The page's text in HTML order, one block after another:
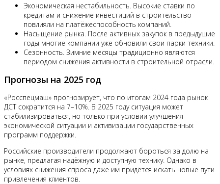
Экономическая нестабильность. Высокие ставки по
кредитам и снижение инвестиций в строительство
повлияли на платёжеспособность компаний.
Насыщение рынка. После активных закупок в предыдущие
годы многие компании уже обновили свои парки техники.
Сезонность. Зимние месяцы традиционно являются
периодом снижения активности в строительной отрасли.
Прогнозы на 2025 год
«Росспецмаш» прогнозирует, что по итогам 2024 года рынок
ДСТ сократится на 7–10%. В 2025 году ситуация может
стабилизироваться, но только при условии улучшения
экономической ситуации и активизации государственных
программ поддержки.
Российские производители продолжают бороться за долю на
рынке, предлагая надёжную и доступную технику. Однако в
условиях снижения спроса даже им придётся искать новые пути
привлечения клиентов.